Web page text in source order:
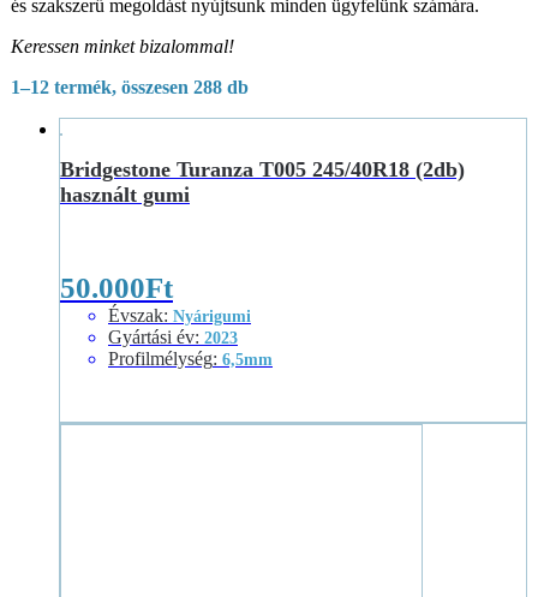
és szakszerű megoldást nyújtsunk minden ügyfelünk számára.
Keressen minket bizalommal!
1–12 termék, összesen 288 db
Bridgestone Turanza T005 245/40R18 (2db)
használt gumi
50.000Ft
Évszak: Nyárigumi
Gyártási év: 2023
Profilmélység: 6,5mm